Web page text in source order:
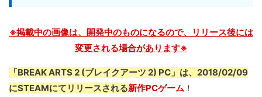
※掲載中の画像は、開発中のものになるので、リリース後には
変更される場合があります※
「BREAK ARTS 2 (ブレイクアーツ 2) PC」は、2018/02/09
にSTEAMにてリリースされる新作PCゲーム ！